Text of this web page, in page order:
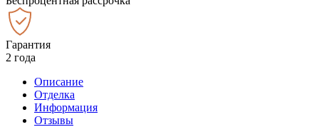
Гарантия
2 года
Описание
Отделка
Информация
Отзывы